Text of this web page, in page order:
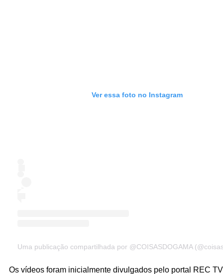
Ver essa foto no Instagram
Uma publicação compartilhada por @COISASDOGAMA
Os vídeos foram inicialmente divulgados pelo portal REC